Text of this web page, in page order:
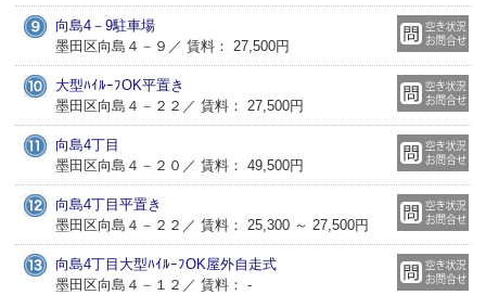
向島4－9駐車場
墨田区向島４－９／ 賃料： 27,500円
大型ﾊｲﾙｰﾌOK平置き
墨田区向島４－２２／ 賃料： 27,500円
向島4丁目
墨田区向島４－２０／ 賃料： 49,500円
向島4丁目平置き
墨田区向島４－２２／ 賃料： 25,300 ～ 27,500円
向島4丁目大型ﾊｲﾙｰﾌOK屋外自走式
墨田区向島４－１２／ 賃料： -